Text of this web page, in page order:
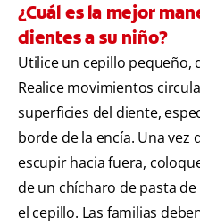
¿Cuál es la mejor
dientes a su niño?
Utilice un cepillo pequeño,
Realice movimientos
superficies del diente,
borde de la encía. Una vez
escupir hacia fuera,
de un chícharo de pasta
el cepillo. Las familias